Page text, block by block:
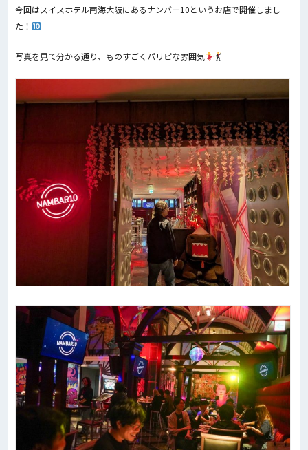
今回はスイスホテル南海大阪にあるナンバー10というお店で開催しまし
た！
写真を見て分かる通り、ものすごくパリピな雰囲気